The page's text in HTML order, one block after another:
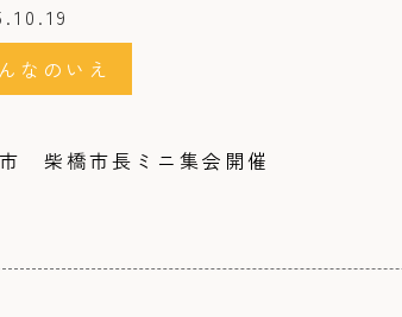
なのいえ
柴橋市長ミニ集会開催